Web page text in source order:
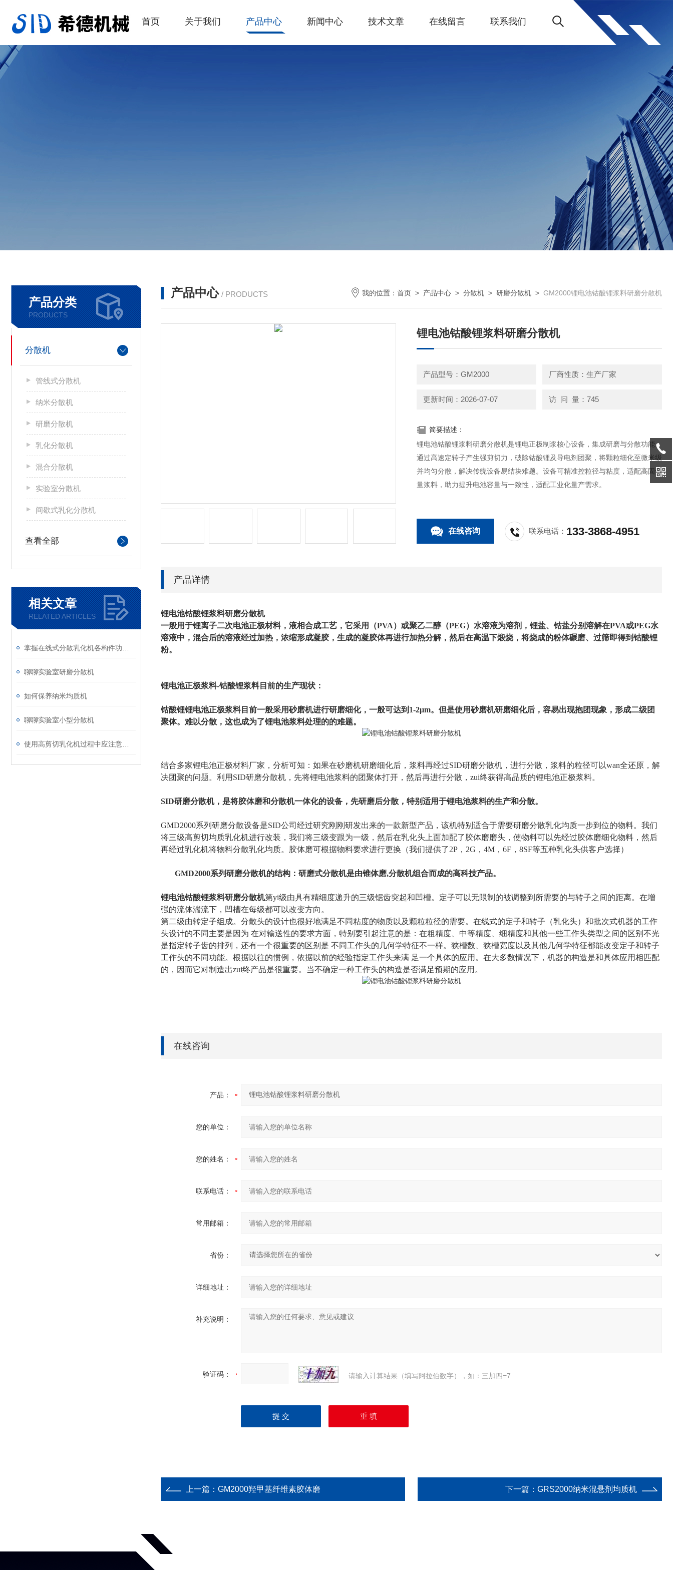
首页 关于我们 产品中心 新闻中心 技术文章 在线留言 联系我们
产品分类
PRODUCTS
分散机
管线式分散机
纳米分散机
研磨分散机
乳化分散机
混合分散机
实验室分散机
间歇式乳化分散机
查看全部
相关文章
RELATED ARTICLES
聊聊实验室研磨分散机
如何保养纳米均质机
聊聊实验室小型分散机
产品中心 / PRODUCTS 我的位置： 首页 > 产品中心 > 分散机 > 研磨分散机 > GM2000锂电池钴酸锂浆料研磨分散机
锂电池钴酸锂浆料研磨分散机
产品型号：GM2000 厂商性质：生产厂家
更新时间：2026-07-07 访 问 量：745
简要描述：
锂电池钴酸锂浆料研磨分散机是锂电正极制浆核心设备，集成研磨与分散功能。
通过高速定转子产生强剪切力，破除钴酸锂及导电剂团聚，将颗粒细化至微米级
并均匀分散，解决传统设备易结块难题。设备可精准控粒径与粘度，适配高固含
量浆料，助力提升电池容量与一致性，适配工业化量产需求。
在线咨询 联系电话： 133-3868-4951
产品详情
锂电池钴酸锂浆料研磨分散机
一般用于锂离子二次电池正极材料，液相合成工艺，它采用（PVA）或聚乙二醇（PEG）水溶液为溶剂，锂盐、钴盐分别溶解在PVA或PEG水
溶液中，混合后的溶液经过加热，浓缩形成凝胶，生成的凝胶体再进行加热分解，然后在高温下煅烧，将烧成的粉体碾磨、过筛即得到钴酸锂
粉。
锂电池正极浆料-钴酸锂浆料目前的生产现状：
钴酸锂锂电池正极浆料目前一般采用砂磨机进行研磨细化，一般可达到1-2μm。但是使用砂磨机研磨细化后，容易出现抱团现象，形成二级团
聚体。难以分散，这也成为了锂电池浆料处理的的难题。
结合多家锂电池正极材料厂家，分析可知：如果在砂磨机研磨细化后，浆料再经过SID研磨分散机，进行分散，浆料的粒径可以wan全还原，解
决团聚的问题。利用SID研磨分散机，先将锂电池浆料的团聚体打开，然后再进行分散，zui终获得高品质的锂电池正极浆料。
SID研磨分散机，是将胶体磨和分散机一体化的设备，先研磨后分散，特别适用于锂电池浆料的生产和分散。
GMD2000系列研磨分散设备是SID公司经过研究刚刚研发出来的一款新型产品，该机特别适合于需要研磨分散乳化均质一步到位的物料。我们
将三级高剪切均质乳化机进行改装，我们将三级变跟为一级，然后在乳化头上面加配了胶体磨磨头，使物料可以先经过胶体磨细化物料，然后
再经过乳化机将物料分散乳化均质。胶体磨可根据物料要求进行更换（我们提供了2P，2G，4M，6F，8SF等五种乳化头供客户选择）
GMD2000系列研磨分散机的结构：研磨式分散机是由锥体磨,分散机组合而成的高科技产品。
锂电池钴酸锂浆料研磨分散机第yi级由具有精细度递升的三级锯齿突起和凹槽。定子可以无限制的被调整到所需要的与转子之间的距离。在增
强的流体湍流下，凹槽在每级都可以改变方向。
第二级由转定子组成。分散头的设计也很好地满足不同粘度的物质以及颗粒粒径的需要。在线式的定子和转子（乳化头）和批次式机器的工作
头设计的不同主要是因为 在对输送性的要求方面，特别要引起注意的是：在粗精度、中等精度、细精度和其他一些工作头类型之间的区别不光
是指定转子齿的排列，还有一个很重要的区别是 不同工作头的几何学特征不一样。狭槽数、狭槽宽度以及其他几何学特征都能改变定子和转子
工作头的不同功能。根据以往的惯例，依据以前的经验指定工作头来满 足一个具体的应用。在大多数情况下，机器的构造是和具体应用相匹配
的，因而它对制造出zui终产品是很重要。当不确定一种工作头的构造是否满足预期的应用。
在线咨询
产品：
您的单位：
您的姓名：
联系电话：
常用邮箱：
省份：
详细地址：
补充说明：
验证码： 请输入计算结果（填写阿拉伯数字），如：三加四=7
上一篇： GM2000羟甲基纤维素胶体磨 下一篇： GRS2000纳米混悬剂均质机